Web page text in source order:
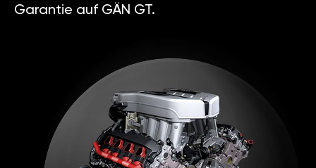
Garantie auf GÄN GT.